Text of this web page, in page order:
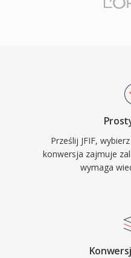
Prześlij JFIF,
konwersja zajmuje
wymaga